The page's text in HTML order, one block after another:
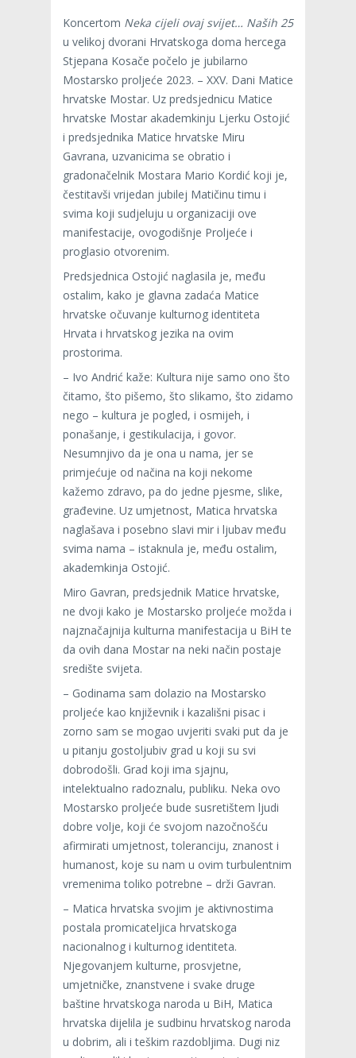
Koncertom Neka cijeli ovaj svijet… Naših 25
u velikoj dvorani Hrvatskoga doma hercega
Stjepana Kosače počelo je jubilarno
Mostarsko proljeće 2023. – XXV. Dani Matice
hrvatske Mostar. Uz predsjednicu Matice
hrvatske Mostar akademkinju Ljerku Ostojić
i predsjednika Matice hrvatske Miru
Gavrana, uzvanicima se obratio i
gradonačelnik Mostara Mario Kordić koji je,
čestitavši vrijedan jubilej Matičinu timu i
svima koji sudjeluju u organizaciji ove
manifestacije, ovogodišnje Proljeće i
proglasio otvorenim.
Predsjednica Ostojić naglasila je, među
ostalim, kako je glavna zadaća Matice
hrvatske očuvanje kulturnog identiteta
Hrvata i hrvatskog jezika na ovim
prostorima.
– Ivo Andrić kaže: Kultura nije samo ono što
čitamo, što pišemo, što slikamo, što zidamo
nego – kultura je pogled, i osmijeh, i
ponašanje, i gestikulacija, i govor.
Nesumnjivo da je ona u nama, jer se
primjećuje od načina na koji nekome
kažemo zdravo, pa do jedne pjesme, slike,
građevine. Uz umjetnost, Matica hrvatska
naglašava i posebno slavi mir i ljubav među
svima nama – istaknula je, među ostalim,
akademkinja Ostojić.
Miro Gavran, predsjednik Matice hrvatske,
ne dvoji kako je Mostarsko proljeće možda i
najznačajnija kulturna manifestacija u BiH te
da ovih dana Mostar na neki način postaje
središte svijeta.
– Godinama sam dolazio na Mostarsko
proljeće kao književnik i kazališni pisac i
zorno sam se mogao uvjeriti svaki put da je
u pitanju gostoljubiv grad u koji su svi
dobrodošli. Grad koji ima sjajnu,
intelektualno radoznalu, publiku. Neka ovo
Mostarsko proljeće bude susretištem ljudi
dobre volje, koji će svojom nazočnošću
afirmirati umjetnost, toleranciju, znanost i
humanost, koje su nam u ovim turbulentnim
vremenima toliko potrebne – drži Gavran.
– Matica hrvatska svojim je aktivnostima
postala promicateljica hrvatskoga
nacionalnog i kulturnog identiteta.
Njegovanjem kulturne, prosvjetne,
umjetničke, znanstvene i svake druge
baštine hrvatskoga naroda u BiH, Matica
hrvatska dijelila je sudbinu hrvatskog naroda
u dobrim, ali i teškim razdobljima. Dugi niz